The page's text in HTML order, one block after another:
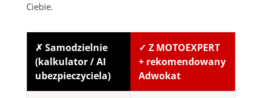
Ciebie.
✗ Samodzielnie
(kalkulator / AI
ubezpieczyciela)
✓ Z MOTOEXPERT
+ rekomendowany
Adwokat